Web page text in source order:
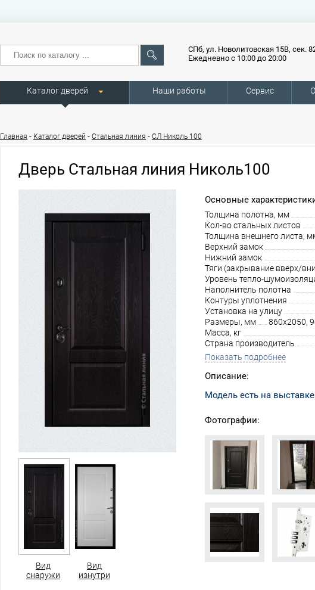
СПб, ул. Новолитовская 15В, сек.
Ежедневно с 10:00 до 20:00
Каталог дверей Наши работы Сервис
Главная - Каталог дверей - Стальная линия - СЛ Николь 100
Дверь Стальная линия Николь100
Вид
снаружи
Вид
изнутри
Основные
Толщина полотна, мм
Кол-во стальных листов
Толщина внешнего листа,
Верхний замок
Нижний замок
Тяги (закрывание вверх/
Уровень тепло-
Наполнитель полотна
Контуры уплотнения
Установка на улицу
Размеры, мм
860х2050,
Масса, кг
Страна производитель
Показать подробнее
Описание:
Модель есть на
Фотографии: